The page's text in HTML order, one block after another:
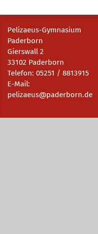
Pelizaeus-Gymnasium
Paderborn
Gierswall 2
33102 Paderborn
Telefon: 05251 / 8813915
E-Mail:
pelizaeus@paderborn.de